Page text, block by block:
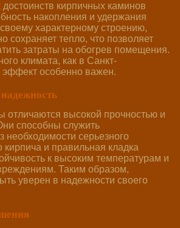
кирпичных каминов
накопления и удержания
характерному строению,
сохраняет тепло, что позволяет
затраты на обогрев помещения.
климата, как в Санкт-
эффект особенно важен.
отличаются высокой прочностью и
способны служить
необходимости серьезного
кирпича и правильная кладка
к высоким температурам и
Таким образом,
уверен в надежности своего